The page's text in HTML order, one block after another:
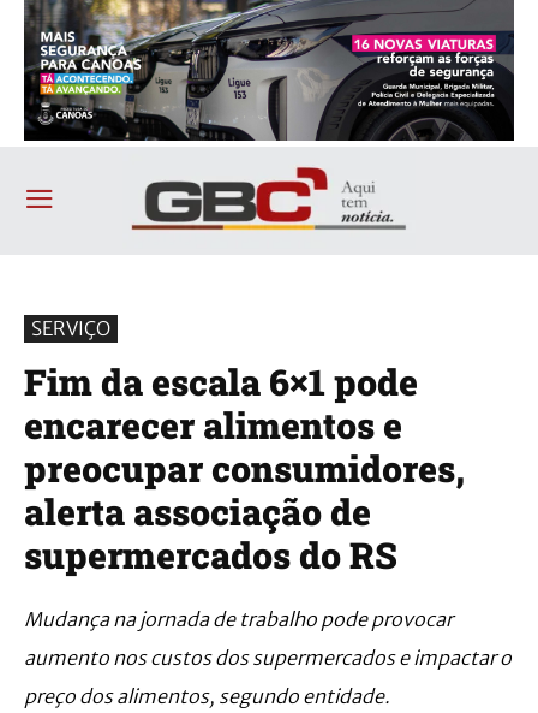
SERVIÇO
Fim da escala 6×1 pode
encarecer alimentos e
preocupar consumidores,
alerta associação de
supermercados do RS
Mudança na jornada de trabalho pode provocar
aumento nos custos dos supermercados e impactar o
preço dos alimentos, segundo entidade.